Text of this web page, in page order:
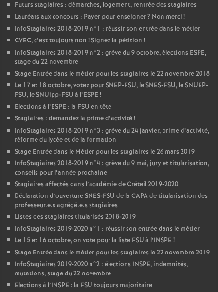
Futurs stagiaires : démarches, logement, rentrée des stagiaires
Lauréats aux concours : Payer pour enseigner? Non merci !
InfoStagiaires 2018-2019 n°1 : réussir son entrée dans le métier
CVEC, c’est toujours non ! Signez la pétition !
InfoStagiaires 2018-2019 n°2 : grève du 9 octobre, élections ESPE,
stage du 22 novembre
Stage Entrée dans le métier pour les stagiaires le 22 novembre 2018
Le 17 et 18 octobre, votez pourSNEP-FSU, leSNES-FSU, leSNUEP-
FSU, le SNUipp-FSU à l’ESPE !
Elections à l’ESPE : la FSU en tête
Stagiaires : demandez la prime d’activité!
InfoStagiaires 2018-2019 n°3 : grève du 24 janvier, prime d’activité,
réforme du lycée et de la formation
Stage Entrée dans le Métier pour les stagiaires le 26 mars 2019
InfoStagiaires 2018-2019 n°4 : grève du 9 mai, jury et titularisation,
conseils pour l’année prochaine
Stagiaires affectés dans l’académie de Créteil 2019-2020
Déclaration d’ouvertureSNES-FSU de la CAPAde titularisation des
professeur.e.s agrégé.e.s stagiaires
Listes des stagiaires titularisés 2018-2019
InfoStagiaires 2019-2020 n°1 : réussir son entrée dans le métier
Le 15 et 16 octobre, on vote pour la liste FSU à l’INSPE !
Stage Entrée dans le métier pour les stagiaires le 22 novembre 2019
InfoStagiaires 2019-2020 n°2 : élections INSPE, indemnités,
mutations, stage du 22 novembre
Elections à l’INSPE : la FSU toujours majoritaire